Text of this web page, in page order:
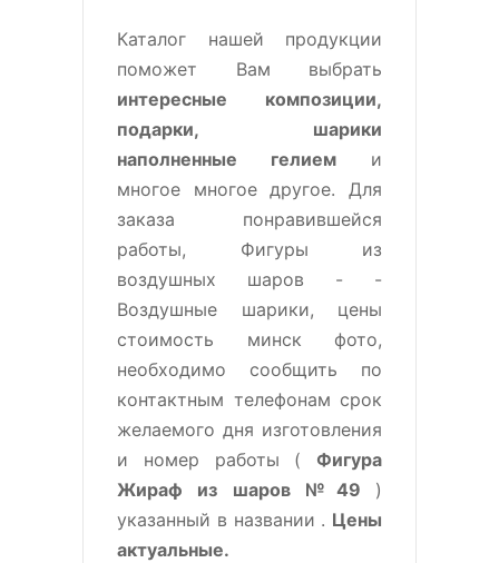
Каталог нашей продукции
поможет Вам выбрать
интересные композиции,
подарки, шарики
наполненные гелием и
многое многое другое. Для
заказа понравившейся
работы, Фигуры из
воздушных шаров - -
Воздушные шарики, цены
стоимость минск фото,
необходимо сообщить по
контактным телефонам срок
желаемого дня изготовления
и номер работы ( Фигура
Жираф из шаров №49 )
указанный в названии . Цены
актуальные.